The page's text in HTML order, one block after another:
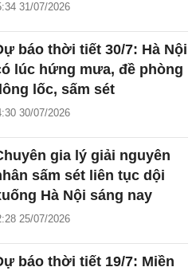
31/07/2026
báo thời tiết 30/7: Hà Nội
lúc hứng mưa, đề phòng
lốc, sấm sét
30/07/2026
gia lý giải nguyên
sấm sét liên tục dội
Hà Nội sáng nay
25/07/2026
báo thời tiết 19/7: Miền